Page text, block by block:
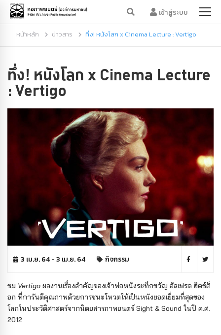
เข้าสู่ระบบ
หน้าหลัก ข่าวสาร ทึ่ง! หนังโลก x Cinema Lecture : Vertigo
ทึ่ง! หนังโลก x Cinema Lecture
: Vertigo
3 เม.ย. 64 - 3 เม.ย. 64 กิจกรรม
ชม Vertigo ผลงานเรื่องสำคัญของเจ้าพ่อหนังระทึกขวัญ อัลเฟรด ฮิตช์ค็
อก ที่การันตีคุณภาพด้วยการชนะโหวตให้เป็นหนังยอดเยี่ยมที่สุดของ
โลกในประวัติศาสตร์จากนิตยสารภาพยนตร์ Sight & Sound ในปี ค.ศ.
2012